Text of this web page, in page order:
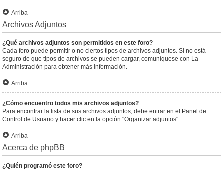
Arriba
Archivos Adjuntos
¿Qué archivos adjuntos son permitidos en este foro?
Cada foro puede permitir o no ciertos tipos de archivos adjuntos. Si no está
seguro de que tipos de archivos se pueden cargar, comuníquese con La
Administración para obtener más información.
Arriba
¿Cómo encuentro todos mis archivos adjuntos?
Para encontrar la lista de sus archivos adjuntos, debe entrar en el Panel de
Control de Usuario y hacer clic en la opción "Organizar adjuntos".
Arriba
Acerca de phpBB
¿Quién programó este foro?